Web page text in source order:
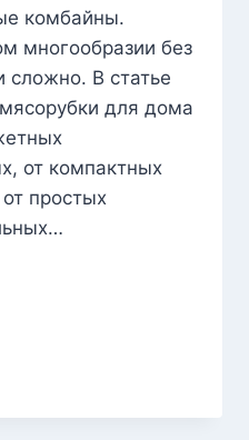
комбайны.
многообразии без
сложно. В статье
для дома
от компактных
простых